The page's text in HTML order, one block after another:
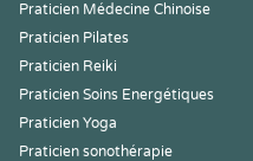
Praticien Médecine Chinoise
Praticien Pilates
Praticien Reiki
Praticien Soins Energétiques
Praticien Yoga
Praticien sonothérapie